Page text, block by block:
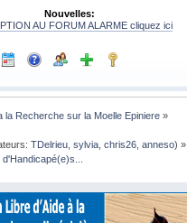
Nouvelles:
AU FORUM ALARME cliquez ici
la Recherche sur la Moelle Epiniere »
TDelrieu ,sylvia ,chris26 ,anneso) »